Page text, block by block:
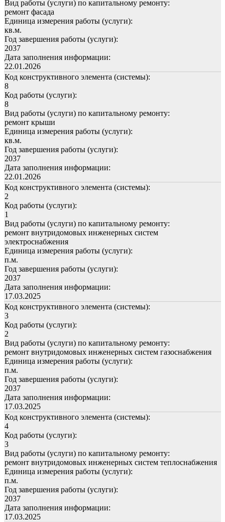
Вид работы (услуги) по капитальному ремонту:
ремонт фасада
Единица измерения работы (услуги):
кв.м.
Год завершения работы (услуги):
2037
Дата заполнения информации:
22.01.2026
Код конструктивного элемента (системы):
8
Код работы (услуги):
8
Вид работы (услуги) по капитальному ремонту:
ремонт крыши
Единица измерения работы (услуги):
кв.м.
Год завершения работы (услуги):
2037
Дата заполнения информации:
22.01.2026
Код конструктивного элемента (системы):
2
Код работы (услуги):
1
Вид работы (услуги) по капитальному ремонту:
ремонт внутридомовых инженерных систем
электроснабжения
Единица измерения работы (услуги):
п.м.
Год завершения работы (услуги):
2037
Дата заполнения информации:
17.03.2025
Код конструктивного элемента (системы):
3
Код работы (услуги):
2
Вид работы (услуги) по капитальному ремонту:
ремонт внутридомовых инженерных систем газоснабжения
Единица измерения работы (услуги):
п.м.
Год завершения работы (услуги):
2037
Дата заполнения информации:
17.03.2025
Код конструктивного элемента (системы):
4
Код работы (услуги):
3
Вид работы (услуги) по капитальному ремонту:
ремонт внутридомовых инженерных систем теплоснабжения
Единица измерения работы (услуги):
п.м.
Год завершения работы (услуги):
2037
Дата заполнения информации:
17.03.2025